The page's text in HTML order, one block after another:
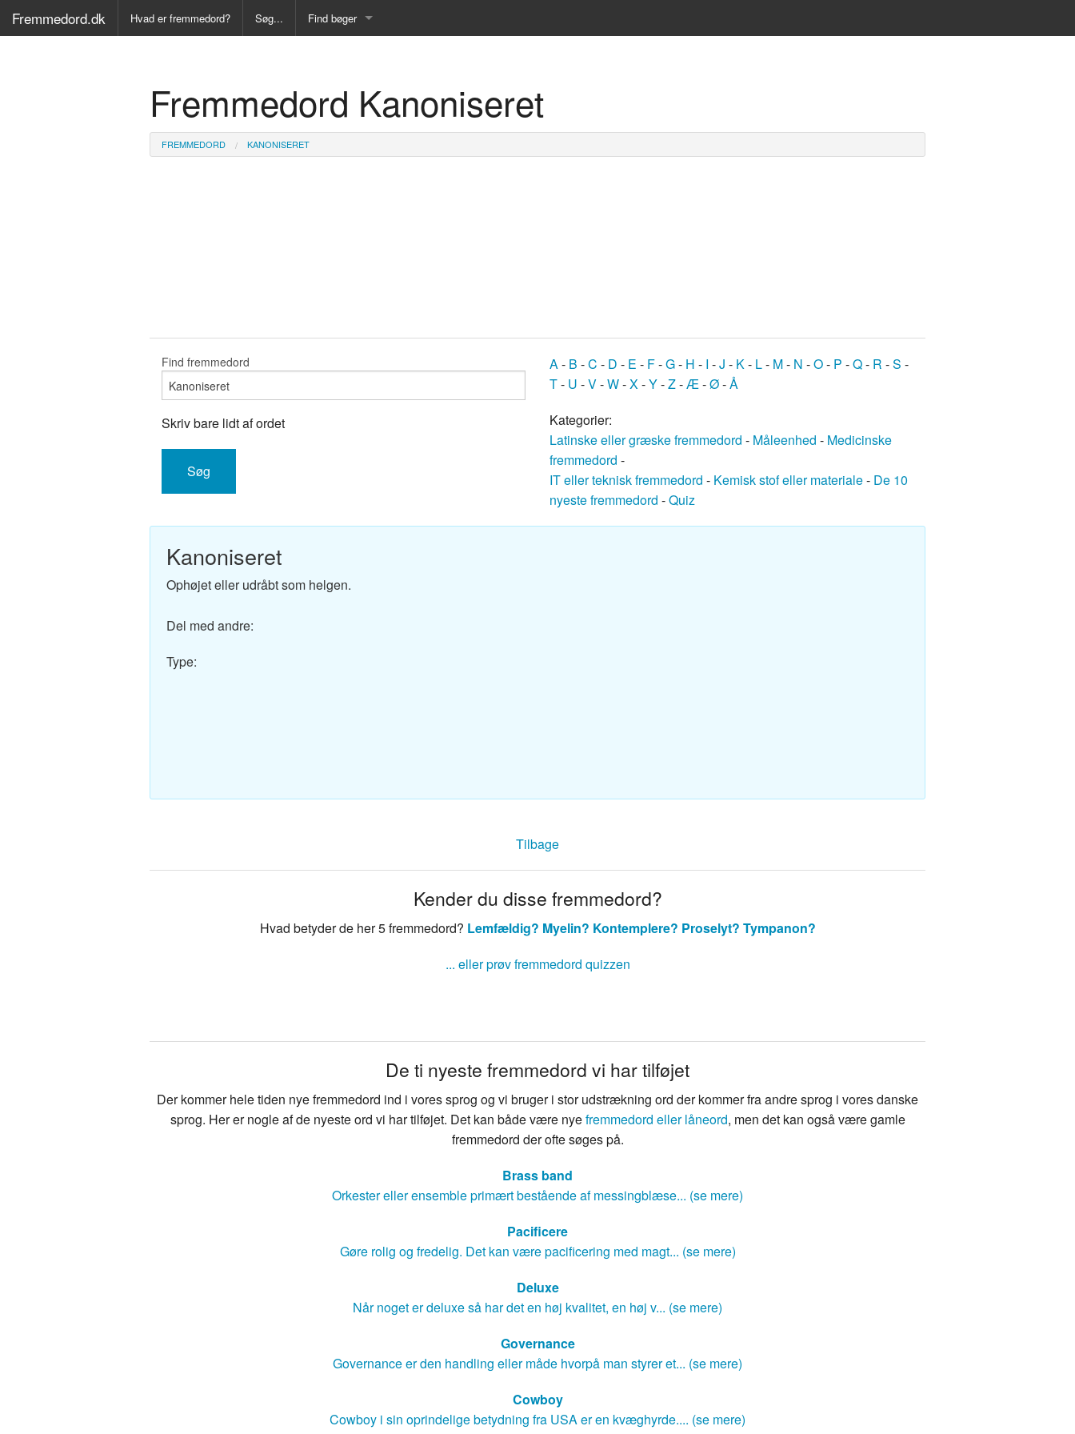
Fremmedord.dk Hvad er fremmedord? Søg... Find bøger
Ordbog over det danske sprog
Fremmedsprog
Engelsk-Dansk ordbog
Fransk-Dansk ordbog
Svensk-Dansk ordbog
Fremmedord Kanoniseret
FREMMEDORD KANONISERET
Find fremmedord
Skriv bare lidt af ordet
A- B -C - D - E - F-G- H - I -J - K- L- M- N -O- P -Q- R -S -
T- U -V-W-X-Y-Z-Æ-Ø-Å
Kategorier:
Latinske eller græske fremmedord - Måleenhed - Medicinske
fremmedord -
IT eller teknisk fremmedord - Kemisk stof eller materiale- De 10
nyeste fremmedord -Quiz
Kanoniseret
Ophøjet eller udråbt som helgen.
Del med andre:
Type:
Tilbage
Kender du disse fremmedord?
Hvad betyder de her 5 fremmedord? Lemfældig? Myelin? Kontemplere? Proselyt? Tympanon?
... eller prøv fremmedord quizzen
De ti nyeste fremmedord vi har tilføjet
Der kommer hele tiden nye fremmedord ind i vores sprog og vi bruger i stor udstrækning ord der kommer fra andre sprog i vores danske
sprog. Her er nogle af de nyeste ord vi har tilføjet. Det kan både være nyefremmedord eller låneord, men det kan også være gamle
fremmedord der ofte søges på.
Brass band
Orkester eller ensemble primært bestående af messingblæse... (se mere)
Pacificere
Gøre rolig og fredelig. Det kan være pacificering med magt... (se mere)
Deluxe
Når noget er deluxe så har det en høj kvalitet, en høj v... (se mere)
Governance
Governance er den handling eller måde hvorpå man styrer et... (se mere)
Cowboy
Cowboy i sin oprindelige betydning fra USA er en kvæghyrde.... (se mere)